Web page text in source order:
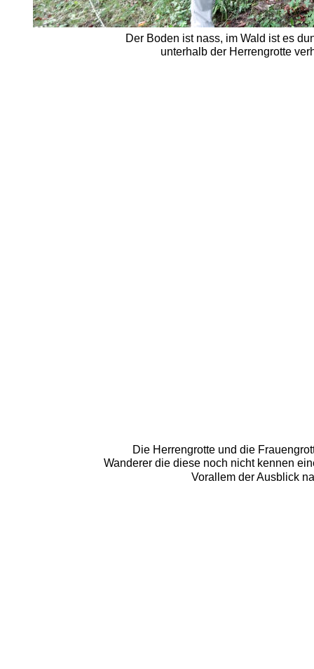
Der Boden ist nass, im Wald ist es
unterhalb der Herrengrotte
Die Herrengrotte und die
Wanderer die diese noch nicht kennen
Vorallem der Ausblick